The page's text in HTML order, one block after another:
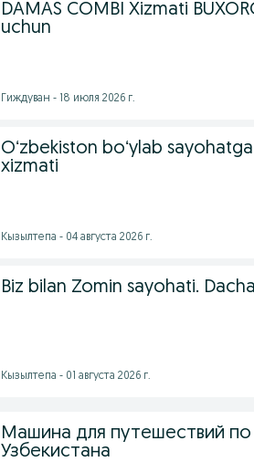
DAMAS COMBI Xizmati
uchun
Гиждуван - 18 июля 2026 г.
Oʻzbekiston boʻylab
xizmati
Кызылтепа - 04 августа 2026 г.
Biz bilan Zomin sayohati.
Кызылтепа - 01 августа 2026 г.
Машина для путешествий
Узбекистана